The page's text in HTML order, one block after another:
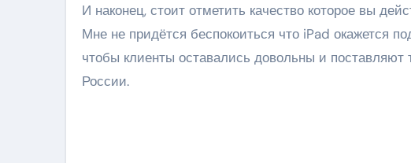
И наконец, стоит отметить качество которое вы
Мне не придётся беспокоиться что iPad окажется
чтобы клиенты оставались довольны и поставляют
России.